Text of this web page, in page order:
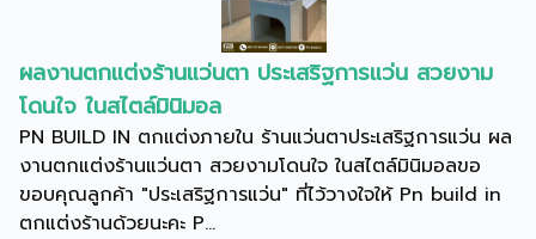
ผลงานตกแต่งร้านแว่นตา ประเสริฐการแว่น สวยงาม
โดนใจ ในสไตล์มินิมอล
PN BUILD IN ตกแต่งภายใน ร้านแว่นตาประเสริฐการแว่น ผล
งานตกแต่งร้านแว่นตา สวยงามโดนใจ ในสไตล์มินิมอลขอ
ขอบคุณลูกค้า "ประเสริฐการแว่น" ที่ไว้วางใจให้ Pn build in
ตกแต่งร้านด้วยนะคะ P...